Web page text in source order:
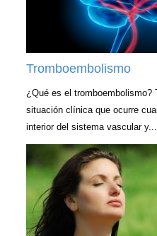
Tromboembolismo
¿Qué es el tromboembolismo?
situación clínica que ocurre
interior del sistema vascular y...